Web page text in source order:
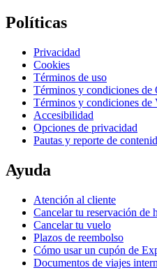
Políticas
Privacidad
Cookies
Términos de uso
Términos y condiciones
Términos y condiciones de
Accesibilidad
Opciones de privacidad
Pautas y reporte de
Ayuda
Atención al cliente
Cancelar tu reservación de
Cancelar tu vuelo
Plazos de reembolso
Cómo usar un cupón de
Documentos de viajes